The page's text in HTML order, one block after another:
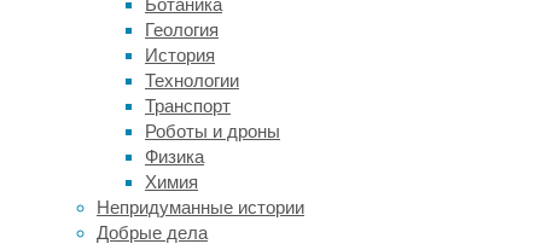
Ботаника
Геология
История
Технологии
Транспорт
Роботы и дроны
Физика
Химия
Непридуманные истории
Добрые дела
прямо
ткань
мозга.
помощью
исследователи
стимулировали